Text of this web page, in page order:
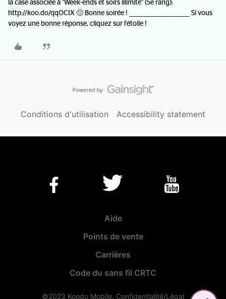
la case associée à "Week-ends et soirs illimité" (5e rang):
http://koo.do/qqOCIX 🙂 Bonne soirée ! ________________________ Si vous
voyez une bonne réponse, cliquez sur l'étoile !
Conditions d'utilisation Accessibility statement
Aide
Points de vente
Carrières
Code du sans fil CRTC
©2023 Koodo Mobile. Confidentialité/Légal